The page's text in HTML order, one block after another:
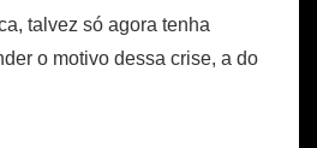
talvez só agora tenha
o motivo dessa crise, a do